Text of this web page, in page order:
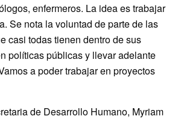
enfermeros. La idea es trabajar
Se nota la voluntad de parte de las
casi todas tienen dentro de sus
políticas públicas y llevar adelante
a poder trabajar en proyectos
de Desarrollo Humano, Myriam